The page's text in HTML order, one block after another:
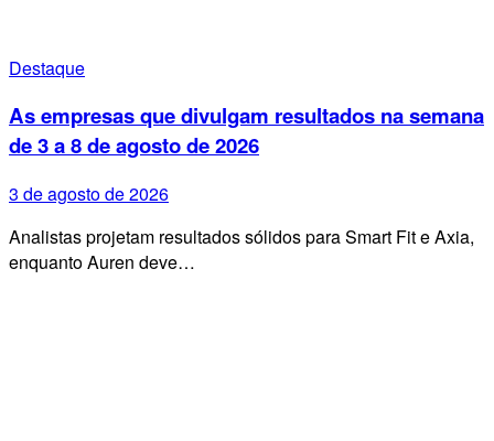
Destaque
As empresas que divulgam resultados na semana
de 3 a 8 de agosto de 2026
3 de agosto de 2026
Analistas projetam resultados sólidos para Smart Fit e Axia,
enquanto Auren deve…